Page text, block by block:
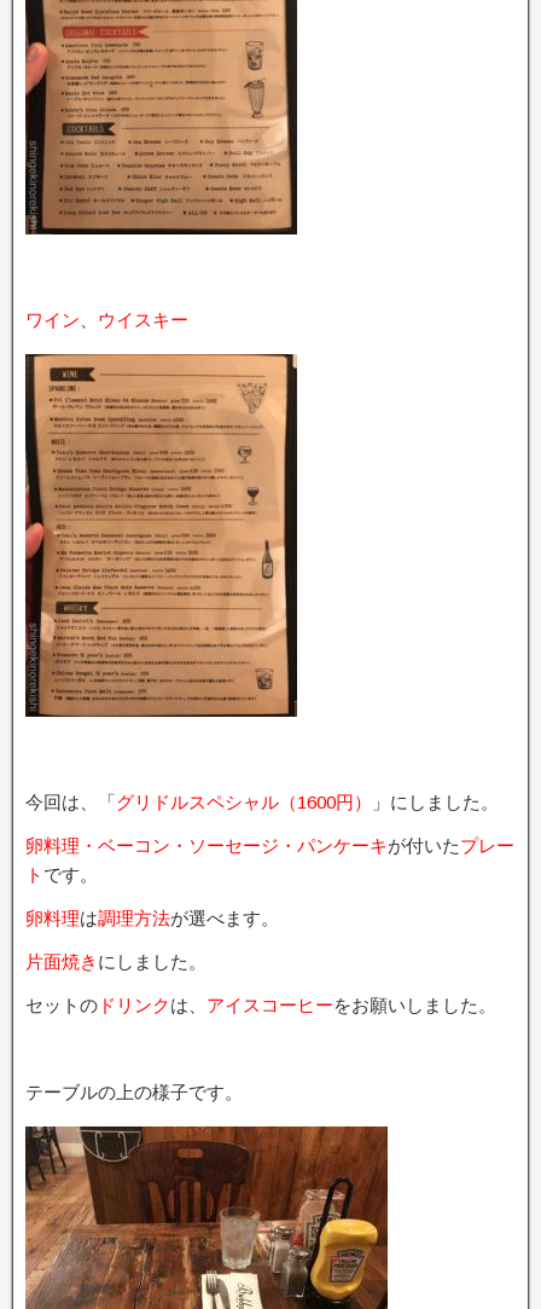
ワイン ウイスキー
今回は、「グリドルスペシャル（1600円） 」にしました。
卵料理・ベーコン・ソーセージ・パンケーキが付いたプレー
ト です。
卵料理は調理方法が選べます。
片面焼き にしました。
セットの ドリンクは、 アイスコーヒーをお願いしました。
テーブルの上の様子です。